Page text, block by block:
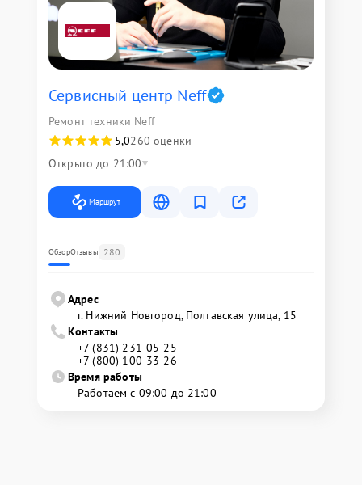
Сервисный центр Neff
Ремонт техники Neff
5,0260 оценки
Открыто до 21:00
Маршрут
ОбзорОтзывы 280
Адрес
г. Нижний Новгород, Полтавская улица, 15
Контакты
+7 (831) 231-05-25
+7 (800) 100-33-26
Время работы
Работаем с 09:00 до 21:00